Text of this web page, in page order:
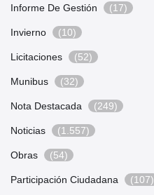
Informe De Gestión (17)
Invierno (10)
Licitaciones (52)
Munibus (32)
Nota Destacada (249)
Noticias (1.557)
Obras (54)
Participación Ciudadana (107)